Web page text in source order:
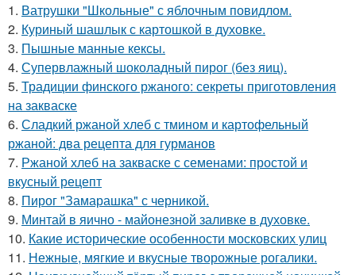
1. Ватрушки "Школьные" с яблочным повидлом.
2. Куриный шашлык с картошкой в духовке.
3. Пышные манные кексы.
4. Супервлажный шоколадный пирог (без яиц).
5. Традиции финского ржаного: секреты приготовления
на закваске
6. Сладкий ржаной хлеб с тмином и картофельный
ржаной: два рецепта для гурманов
7. Ржаной хлеб на закваске с семенами: простой и
вкусный рецепт
8. Пирог "Замарашка" с черникой.
9. Минтай в яично - майонезной заливке в духовке.
10. Какие исторические особенности московских улиц
11. Нежные, мягкие и вкусные творожные рогалики.